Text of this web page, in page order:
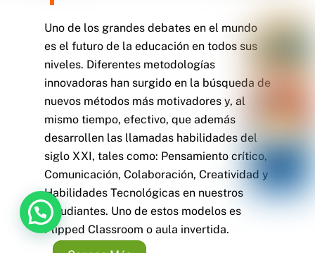
Uno de los grandes debates en el mundo
es el futuro de la educación en todos sus
niveles. Diferentes metodologías
innovadoras han surgido en la búsqueda de
nuevos métodos más motivadores y, al
mismo tiempo, efectivo, que además
desarrollen las llamadas habilidades del
siglo XXI, tales como: Pensamiento crítico,
Comunicación, Colaboración, Creatividad y
Habilidades Tecnológicas en nuestros
estudiantes. Uno de estos modelos es
Flipped Classroom o aula invertida.
Queremos conocerte